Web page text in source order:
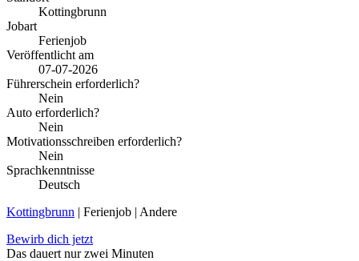
Kottingbrunn
Jobart
Ferienjob
Veröffentlicht am
07-07-2026
Führerschein erforderlich?
Nein
Auto erforderlich?
Nein
Motivationsschreiben erforderlich?
Nein
Sprachkenntnisse
Deutsch
Kottingbrunn | Ferienjob | Andere
Bewirb dich jetzt
Das dauert nur zwei Minuten